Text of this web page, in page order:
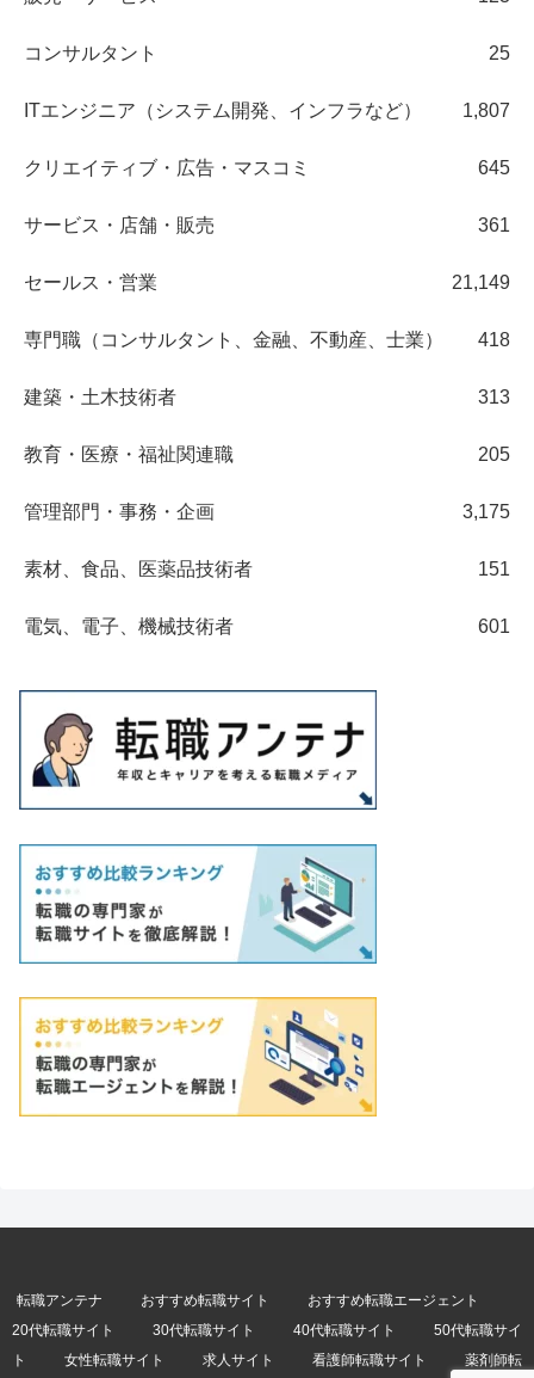
コンサルタント 25
ITエンジニア（システム開発、インフラなど） 1,807
クリエイティブ・広告・マスコミ 645
サービス・店舗・販売 361
セールス・営業 21,149
専門職（コンサルタント、金融、不動産、士業） 418
建築・土木技術者 313
教育・医療・福祉関連職 205
管理部門・事務・企画 3,175
素材、食品、医薬品技術者 151
電気、電子、機械技術者 601
転職アンテナ おすすめ転職サイト
おすすめ転職エージェント
20代転職サイト
30代転職サイト 40代転職サイト
50代転職サイ
ト
女性転職サイト 求人サイト 看護師転職サイト 薬剤師転